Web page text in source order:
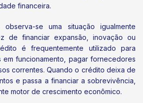
financeira.
se uma situação igualmente
de financiar expansão, inovação ou
é frequentemente utilizado para
em funcionamento, pagar fornecedores
correntes. Quando o crédito deixa de
e passa a financiar a sobrevivência,
motor de crescimento econômico.